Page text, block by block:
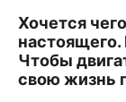
Хочется
Чтобы
свою жизнь